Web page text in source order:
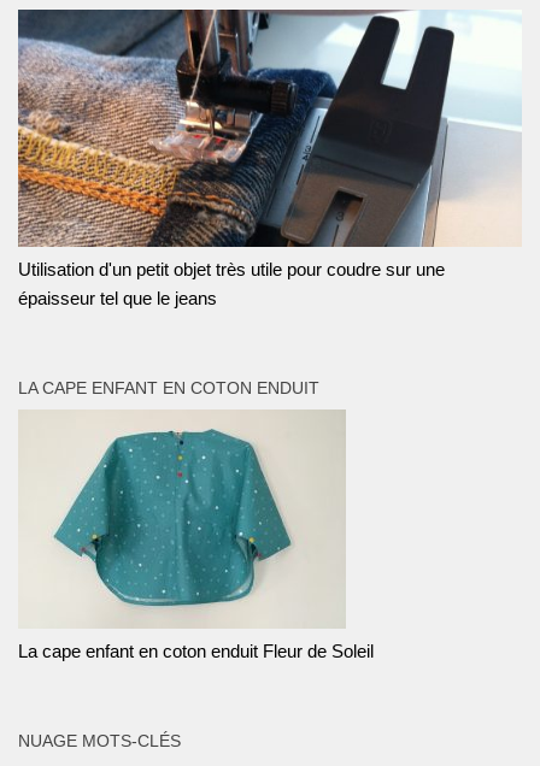
Utilisation d'un petit objet très utile pour coudre sur une
épaisseur tel que le jeans
LA CAPE ENFANT EN COTON ENDUIT
La cape enfant en coton enduit Fleur de Soleil
NUAGE MOTS-CLÉS